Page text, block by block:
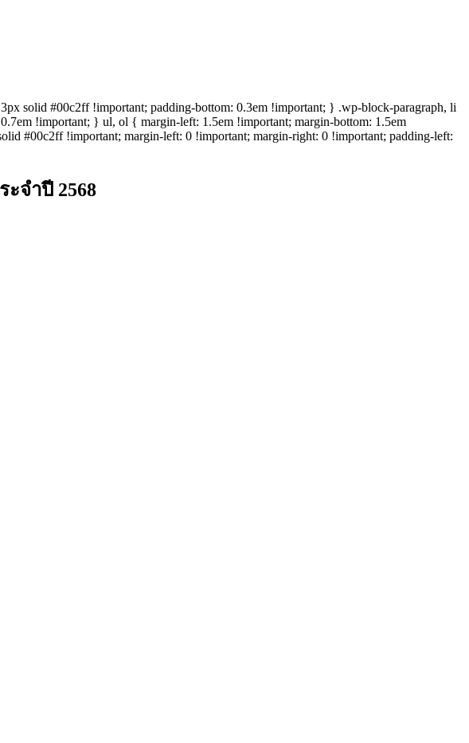
solid #00c2ff !important; padding-bottom: 0.3em !important; } .wp-block-paragraph, li
!important; } ul, ol { margin-left: 1.5em !important; margin-bottom: 1.5em
#00c2ff !important; margin-left: 0 !important; margin-right: 0 !important; padding-left:
จำปี 2568